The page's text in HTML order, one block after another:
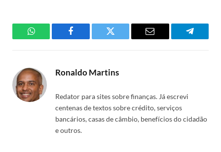
WhatsAppFacebook Twitter Email
Ronaldo Martins
Redator para sites sobre finanças. Já escrevi
centenas de textos sobre crédito, serviços
bancários, casas de câmbio, benefícios do cidadão
e outros.